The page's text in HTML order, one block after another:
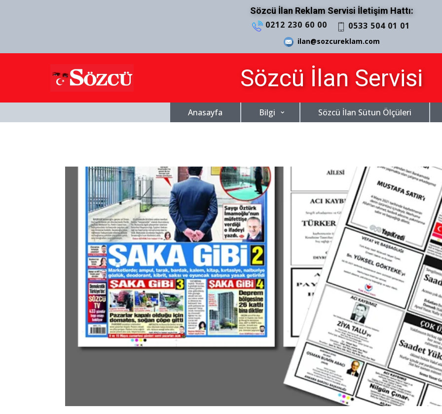
Sözcü İlan Reklam Servisi İletişim Hattı:
0212 230 60 00 0533 504 01 01
ilan@sozcureklam.com
Sözcü İlan Servisi
Anasayfa Bilgi Sözcü İlan Sütun Ölçüleri